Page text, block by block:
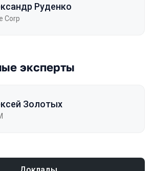
Руденко
Corp
эксперты
Золотых